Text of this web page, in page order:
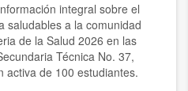
integral sobre el
saludables a la comunidad
de la Salud 2026 en las
Técnica No. 37,
activa de 100 estudiantes.